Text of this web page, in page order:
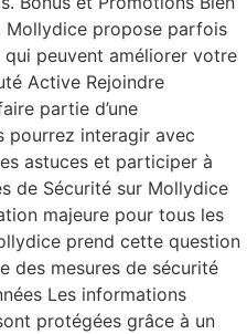
Mollydice propose parfois
peuvent améliorer votre
Active Rejoindre
partie d’une
pourrez interagir avec
astuces et participer à
de Sécurité sur Mollydice
majeure pour tous les
prend cette question
des mesures de sécurité
Les informations
protégées grâce à un